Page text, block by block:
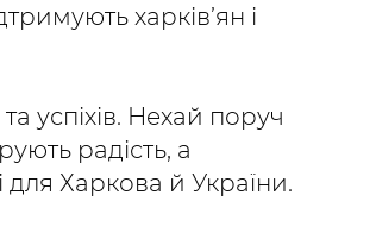
харків’ян і
успіхів. Нехай поруч
радість, а
Харкова й України.